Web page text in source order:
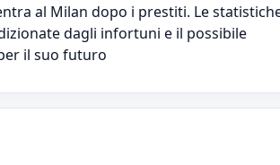
al Milan dopo i prestiti. Le
dagli infortuni e il possibile
il suo futuro